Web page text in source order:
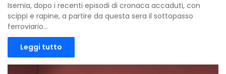
Isernia, dopo i recenti episodi di cronaca accaduti, con
scippi e rapine, a partire da questa sera il sottopasso
ferroviario…
Leggi tutto